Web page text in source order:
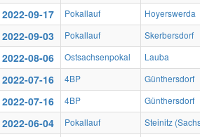
2022-09-17 Pokallauf Hoyerswerda
2022-09-03 Pokallauf Skerbersdorf
2022-08-06 Ostsachsenpokal Lauba
2022-07-16 4BP Günthersdorf
2022-07-16 4BP Günthersdorf
2022-06-04 Pokallauf Steinitz